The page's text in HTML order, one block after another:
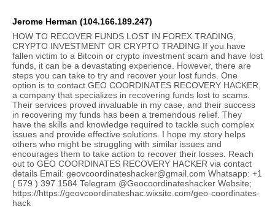
Jerome Herman (104.166.189.247)
HOW TO RECOVER FUNDS LOST IN FOREX TRADING,
CRYPTO INVESTMENT OR CRYPTO TRADING If you have
fallen victim to a Bitcoin or crypto investment scam and have lost
funds, it can be a devastating experience. However, there are
steps you can take to try and recover your lost funds. One
option is to contact GEO COORDINATES RECOVERY HACKER,
a company that specializes in recovering funds lost to scams.
Their services proved invaluable in my case, and their success
in recovering my funds has been a tremendous relief. They
have the skills and knowledge required to tackle such complex
issues and provide effective solutions. I hope my story helps
others who might be struggling with similar issues and
encourages them to take action to recover their losses. Reach
out to GEO COORDINATES RECOVERY HACKER via contact
details Email: geovcoordinateshacker@gmail.com Whatsapp: +1
( 579 ) 397 1584 Telegram @Geocoordinateshacker Website;
https://https://geovcoordinateshac.wixsite.com/geo-coordinates-
hack